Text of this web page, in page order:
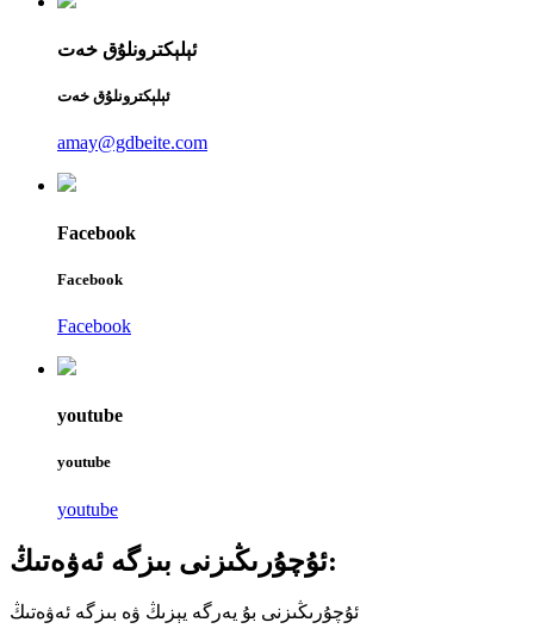
ئېلېكترونلۇق خەت
ئېلېكترونلۇق خەت
amay@gdbeite.com
Facebook
Facebook
Facebook
youtube
youtube
youtube
ئۇچۇرىڭىزنى بىزگە ئەۋەتىڭ:
ئۇچۇرىڭىزنى بۇ يەرگە يېزىڭ ۋە بىزگە ئەۋەتىڭ